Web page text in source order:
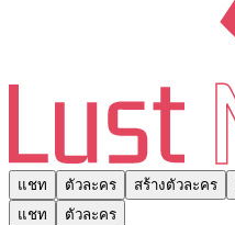
แชท ตัวละคร สร้างตัวละคร
แชท
ตัวละคร